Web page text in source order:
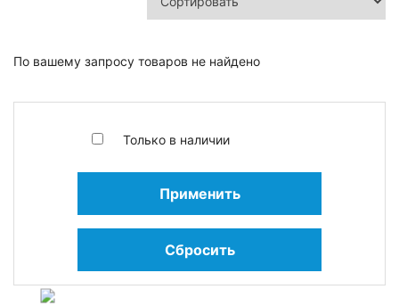
Только в наличии
Применить
Сбросить
По вашему запросу товаров не найдено